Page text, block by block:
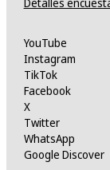
YouTube
Instagram
TikTok
Facebook
X
Twitter
WhatsApp
Google Discover